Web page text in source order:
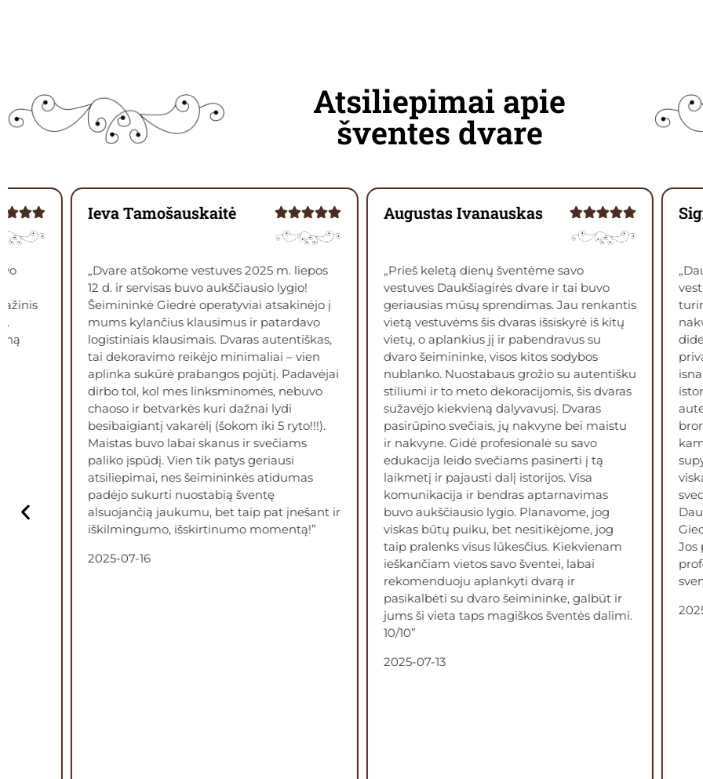
Atsiliepimai apie
šventes dvare
į
ir
Augustas Ivanauskas
„Prieš keletą dienų šventėme savo
vestuves Daukšiagirės dvare ir tai buvo
geriausias mūsų sprendimas. Jau renkantis
vietą vestuvėms šis dvaras išsiskyrė iš kitų
vietų, o aplankius jį ir pabendravus su
dvaro šeimininke, visos kitos sodybos
nublanko. Nuostabaus grožio su autentišku
stiliumi ir to meto dekoracijomis, šis dvaras
sužavėjo kiekvieną dalyvavusį. Dvaras
pasirūpino svečiais, jų nakvyne bei maistu
ir nakvyne. Gidė profesionalė su savo
edukacija leido svečiams pasinerti į tą
laikmetį ir pajausti dalį istorijos. Visa
komunikacija ir bendras aptarnavimas
buvo aukščiausio lygio. Planavome, jog
viskas būtų puiku, bet nesitikėjome, jog
ieškančiam vietos savo šventei, labai
Sigita Jasudas
„Dauksiagires dvaras yra nuostabi vieta
vestuvems. Didelis, erdvus, sviesus ir svarus,
turintis ne tik puikia pokyliu sale, bet ir
nakvynes vietas su patogiomis lovomis ir
dideliais vonios kambariais, bei didziule
privacia erdve lauke, kuria galima
isnaudoti sventes reikmems. Mylintiems
istorija ir gerbiantiems lietuviska
autentiskuma cia tikrai patiks! Nuo
bronziniu zvakidziu ir baldu saleje bei
kambariuose iki paprastos medines
supynes ir nulauzto medzio likuciu kieme,
viskas yra ispuselėta, sutvarkyta ir laukia
sveciu… O didziausia ir pati svarbiausia
Dauksiagires dvaro dalis yra jo seimininke
Giedre, kuri atlieka ir koordinates pareigas.
Jos patarimai, rekomendacijos ir
profesionalumas labai padejo planuojant
svente…kuri gavosi tiesiog nuostabi ❤️”
2025-07-31
esu